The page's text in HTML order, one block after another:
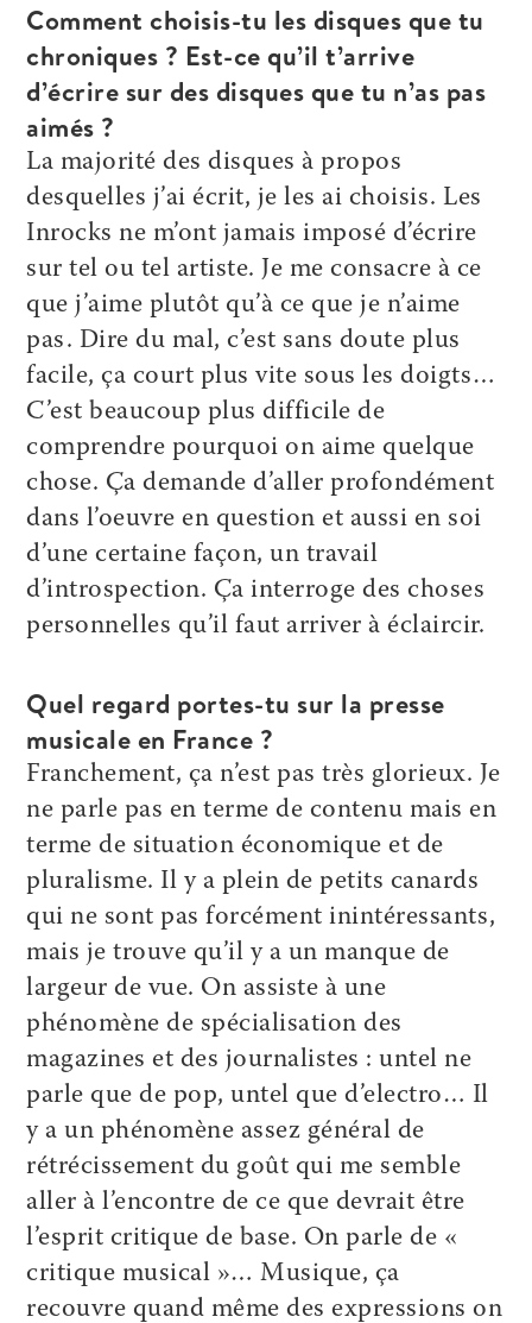
Comment choisis-tu les disques que tu
chroniques ? Est-ce qu’il t’arrive
d’écrire sur des disques que tu n’as pas
aimés ?
La majorité des disques à propos
desquelles j’ai écrit, je les ai choisis. Les
Inrocks ne m’ont jamais imposé d’écrire
sur tel ou tel artiste. Je me consacre à ce
que j’aime plutôt qu’à ce que je n’aime
pas. Dire du mal, c’est sans doute plus
facile, ça court plus vite sous les doigts…
C’est beaucoup plus difficile de
comprendre pourquoi on aime quelque
chose. Ça demande d’aller profondément
dans l’oeuvre en question et aussi en soi
d’une certaine façon, un travail
d’introspection. Ça interroge des choses
personnelles qu’il faut arriver à éclaircir.
Quel regard portes-tu sur la presse
musicale en France ?
Franchement, ça n’est pas très glorieux. Je
ne parle pas en terme de contenu mais en
terme de situation économique et de
pluralisme. Il y a plein de petits canards
qui ne sont pas forcément inintéressants,
mais je trouve qu’il y a un manque de
largeur de vue. On assiste à une
phénomène de spécialisation des
magazines et des journalistes : untel ne
parle que de pop, untel que d’electro… Il
y a un phénomène assez général de
rétrécissement du goût qui me semble
aller à l’encontre de ce que devrait être
l’esprit critique de base. On parle de «
critique musical »… Musique, ça
recouvre quand même des expressions on